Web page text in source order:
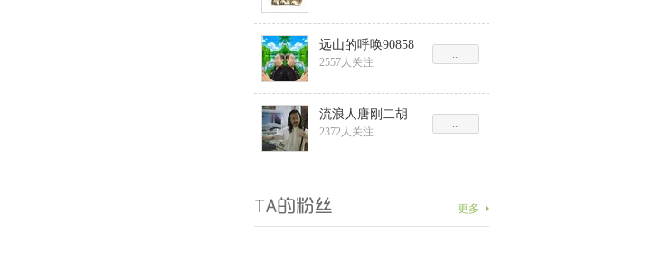
远山的呼唤90858
2557人关注
...
流浪人唐刚二胡
2372人关注
...
更多